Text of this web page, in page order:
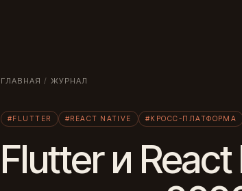
ГЛАВНАЯ / ЖУРНАЛ
#FLUTTER #REACT NATIVE #КРОСС-ПЛАТФОРМА
Flutter и